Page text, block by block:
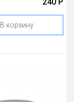
240 Р
В корзину